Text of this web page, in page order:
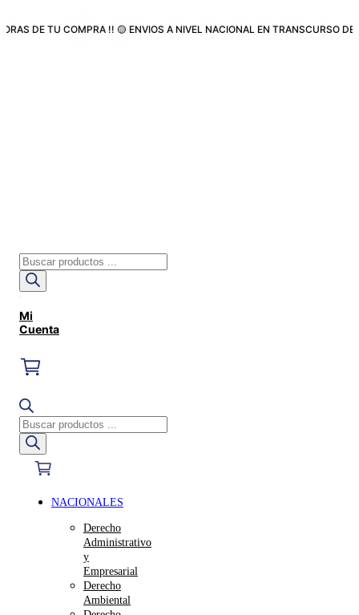
alTU COMPRA !! 🟡 ENVIOS A NIVEL NACIONAL EN TRANSCURSO DE
Búsqueda
de
productos
Mi
Cuenta
Búsqueda
de
productos
NACIONALES
Derecho
Administrativo
y
Empresarial
Derecho
Ambiental